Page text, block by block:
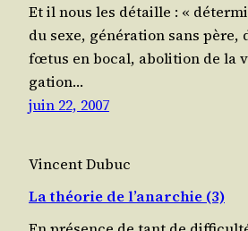
Et il nous les détaille : «
du sexe, géné­ra­tion sans père,
fœtus en bocal, abo­li­tion de la
ga­tion…
juin 22, 2007
Vincent Dubuc
La théorie de l’anarchie (3)